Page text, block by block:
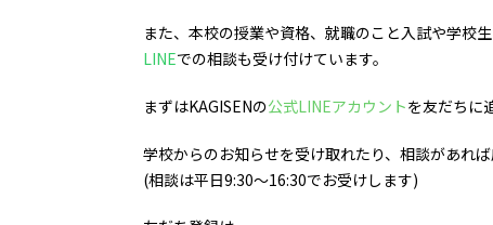
また、本校の授業や資格、就職のこと入試や学校
LINEでの相談も受け付けています。
まずはKAGISENの公式LINEアカウントを友だちに
学校からのお知らせを受け取れたり、相談があれ
(相談は平日9:30～16:30でお受けします)